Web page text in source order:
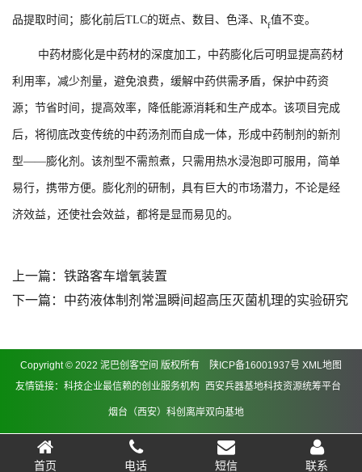
品提取时间；膨化前后TLC的斑点、数目、色泽、Rf值不变。
中药材膨化是中药材的深度加工，中药膨化后可明显提高药材
利用率，减少剂量，避免浪费，缓解中药供需矛盾，保护中药资
源；节省时间，提高效率，降低能源消耗和生产成本。该项目完成
后，将彻底改变传统的中药汤剂而自成一体，形成中药制剂的新剂
型——膨化剂。该剂型不需煎煮，只需用热水浸泡即可服用，简单
易行，携带方便。膨化剂的研制，具有巨大的市场潜力，不论是经
济效益，还使社会效益，都将是显而易见的。
上一篇： 铁路客车增氧装置
下一篇： 中药液体制剂常温瞬间超高压灭菌机理的实验研究
Copyright © 2022 泥巴创客空间 版权所有 陕ICP备16001937号 XML地图
友情链接： 科技企业最信赖的创业服务机构 西安兵器基地科技资源统筹平台
烟台（西安）科创离岸双向基地
首页 电话 短信 联系